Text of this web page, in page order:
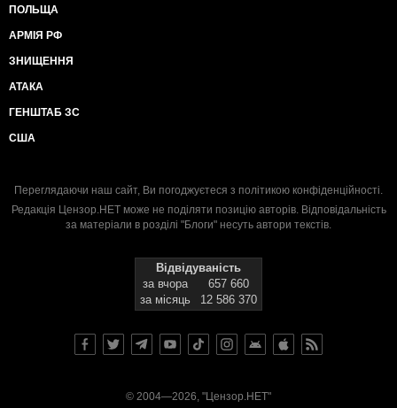
ПОЛЬЩА
АРМІЯ РФ
ЗНИЩЕННЯ
АТАКА
ГЕНШТАБ ЗС
США
Переглядаючи наш сайт, Ви погоджуєтеся з політикою конфіденційності.
Редакція Цензор.НЕТ може не поділяти позицію авторів. Відповідальність
за матеріали в розділі "Блоги" несуть автори текстів.
Відвідуваність
за вчора
657 660
за місяць
12 586 370
© 2004—2026, "Цензор.НЕТ"